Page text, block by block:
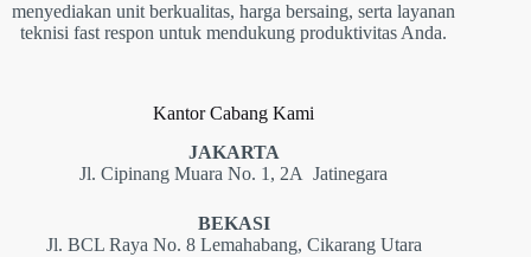
menyediakan unit berkualitas, harga bersaing, serta layanan
teknisi fast respon untuk mendukung produktivitas Anda.
Kantor Cabang Kami
JAKARTA
Jl. Cipinang Muara No. 1, 2A Jatinegara
BEKASI
Jl. BCL Raya No. 8 Lemahabang, Cikarang Utara